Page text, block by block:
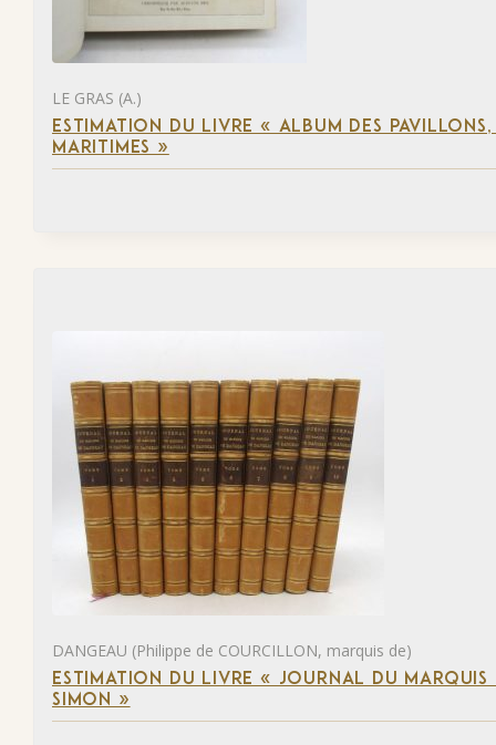
LE GRAS (A.)
ESTIMATION DU LIVRE « ALBUM DES
MARITIMES »
DANGEAU (Philippe de COURCILLON, marquis de)
ESTIMATION DU LIVRE « JOURNAL DU
SIMON »